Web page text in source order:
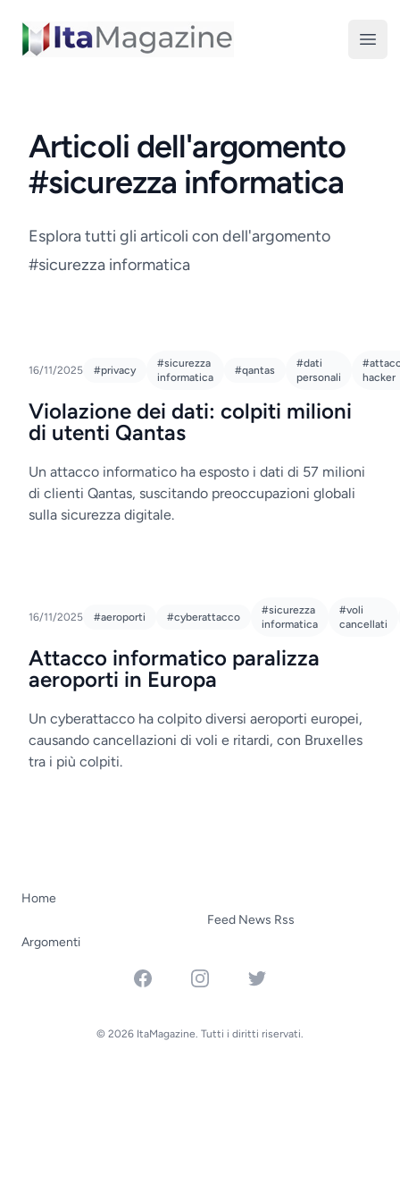
ItaMagazine
Articoli dell'argomento
#sicurezza informatica
Esplora tutti gli articoli con dell'argomento
#sicurezza informatica
16/11/2025 #privacy
#sicurezza
informatica
#qantas
#dati
personali
hacker
Violazione dei dati: colpiti milioni
di utenti Qantas
Un attacco informatico ha esposto i dati di 57 milioni
di clienti Qantas, suscitando preoccupazioni globali
sulla sicurezza digitale.
16/11/2025 #aeroporti #cyberattacco
#sicurezza
informatica
#voli
cancellati
Attacco informatico paralizza
aeroporti in Europa
Un cyberattacco ha colpito diversi aeroporti europei,
causando cancellazioni di voli e ritardi, con Bruxelles
tra i più colpiti.
Home
Argomenti
Feed News Rss
FacebookInstagramTwitter
© 2026 ItaMagazine. Tutti i diritti riservati.